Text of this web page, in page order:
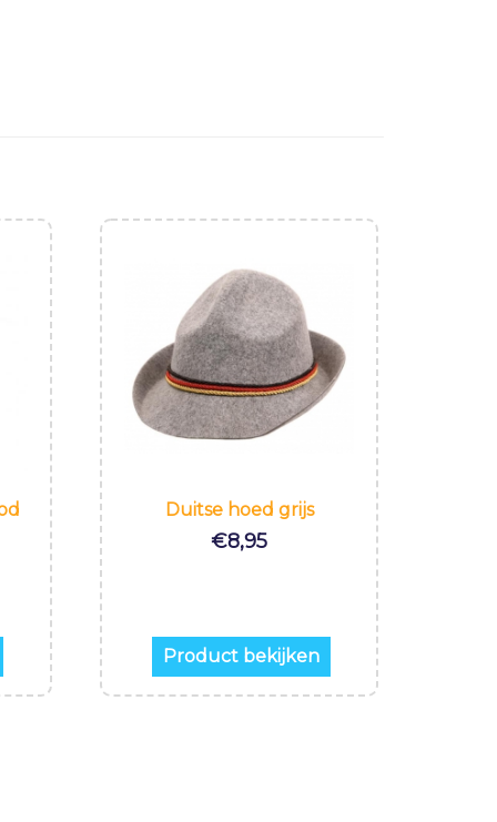
Duitse hoed grijs
€8,95
Product bekijken